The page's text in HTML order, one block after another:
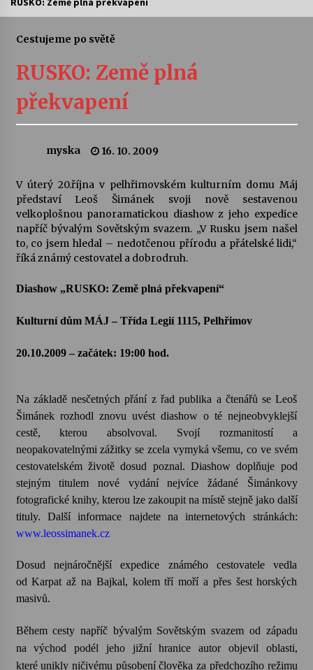
Sukuba Ensemble
Vernisáž výstavy Josefíny Duškové: Stávám se
kapkou
Veselí muzikanti
Pozvánka na integrační festival Quijotova
šedesátka: 28. 7.–1. 8. 2026
28. 7. 2026
Jenakaši
23. 7. 2026
Letní koncerty ve Stromovce: Rufus Miller
22. 7. 2026
Vysočinka
17. 7. 2026
Ozvěny prázdnin
13. 7. 2026
Varhanní recitál Michala Novenka v Klášteře
Cestujeme po světě
RUSKO: Země plná
překvapení
myska 16. 10. 2009
V úterý 20.října v pelhřimovském kulturním domu Máj
představí Leoš Šimánek svoji nově sestavenou
velkoplošnou panoramatickou diashow z jeho expedice
napříč bývalým Sovětským svazem. „V Rusku jsem našel
to, co jsem hledal – nedotčenou přírodu a přátelské lidi,“
říká známý cestovatel a dobrodruh.
Diashow „RUSKO: Země plná překvapení“
Kulturní dům MÁJ – Třída Legií 1115, Pelhřimov
20.10.2009 – začátek: 19:00 hod.
Na základě nesčetných přání z řad publika a čtenářů se Leoš
Šimánek rozhodl znovu uvést diashow o té nejneobvyklejší
cestě, kterou absolvoval. Svojí rozmanitostí a
neopakovatelnými zážitky se zcela vymyká všemu, co ve svém
cestovatelském životě dosud poznal. Diashow doplňuje pod
stejným titulem nové vydání nejvíce žádané Šimánkovy
fotografické knihy, kterou lze zakoupit na místě stejně jako další
tituly. Další informace najdete na internetových stránkách:
www.leossimanek.cz
Dosud nejnáročnější expedice známého cestovatele vedla
od Karpat až na Bajkal, kolem tří moří a přes šest horských
masivů.
Během cesty napříč bývalým Sovětským svazem od západu
na východ podél jeho jižní hranice autor objevil oblasti,
které unikly ničivému působení člověka za předchozího režimu